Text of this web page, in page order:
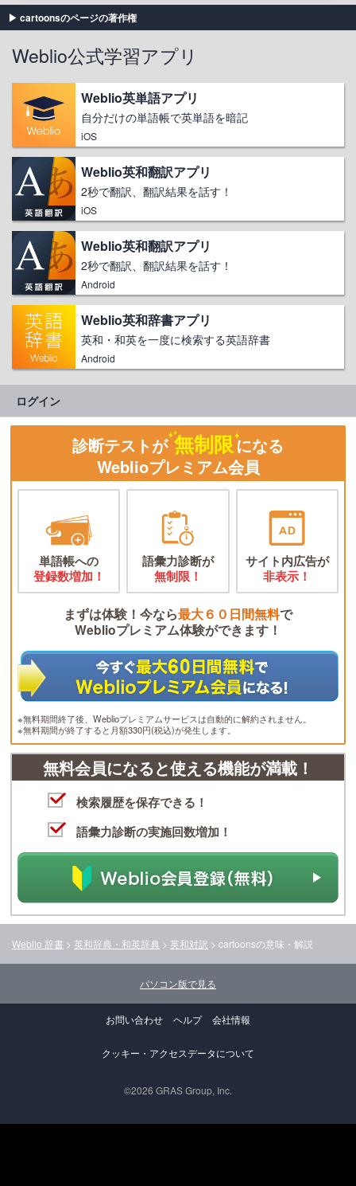
cartoonsのページの著作権
Weblio公式学習アプリ
Weblio英単語アプリ
自分だけの単語帳で英単語を暗記
iOS
Weblio英和翻訳アプリ
2秒で翻訳、翻訳結果を話す！
iOS
Weblio英和翻訳アプリ
2秒で翻訳、翻訳結果を話す！
Android
Weblio英和辞書アプリ
英和・和英を一度に検索する英語辞書
Android
ログイン
診断テストが 無制限になる
Weblioプレミアム会員
単語帳への
登録数増加！
語彙力診断が
無制限！
サイト内広告が
非表示！
まずは体験！今なら最大６０日間無料で
Weblioプレミアム体験ができます！
※無料期間終了後、Weblioプレミアムサービスは自動的に解約されません。
※無料期間が終了すると月額330円(税込)が発生します。
無料会員になると使える機能が満載！
検索履歴を保存できる！
語彙力診断の実施回数増加！
Weblio 辞書 > 英和辞典・和英辞典 > 英和対訳 > cartoonsの意味・解説
パソコン版で見る
お問い合わせ ヘルプ 会社情報
クッキー・アクセスデータについて
©2026 GRAS Group, Inc.